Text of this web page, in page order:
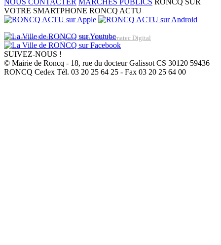
NOUS CONTACTER MARCHES PUBLICS RONCQ SUR
VOTRE SMARTPHONE RONCQ ACTU
Réalisation du site: Agence Web Lille Promatec Digital
SUIVEZ-NOUS !
© Mairie de Roncq - 18, rue du docteur Galissot CS 30120 59436
RONCQ Cedex Tél. 03 20 25 64 25 - Fax 03 20 25 64 00